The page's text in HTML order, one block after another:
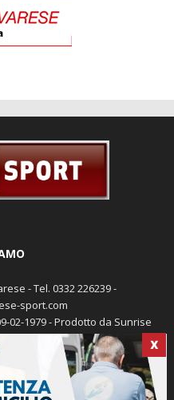
X
- Tel. 0332 226239 -
sport.com
02-1979 - Prodotto da Sunrise
Marocco -
Cookie policy